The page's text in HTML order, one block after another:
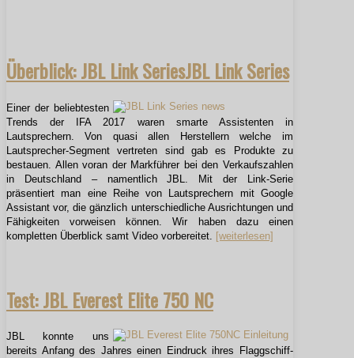
Überblick: JBL Link SeriesJBL Link Series
Einer der beliebtesten
Trends der IFA 2017 waren smarte Assistenten in
Lautsprechern. Von quasi allen Herstellern welche im
Lautsprecher-Segment vertreten sind gab es Produkte zu
bestauen. Allen voran der Markführer bei den Verkaufszahlen
in Deutschland – namentlich JBL. Mit der Link-Serie
präsentiert man eine Reihe von Lautsprechern mit Google
Assistant vor, die gänzlich unterschiedliche Ausrichtungen und
Fähigkeiten vorweisen können. Wir haben dazu einen
kompletten Überblick samt Video vorbereitet. [weiterlesen]
Test: JBL Everest Elite 750 NC
JBL konnte uns
bereits Anfang des Jahres einen Eindruck ihres Flaggschiff-